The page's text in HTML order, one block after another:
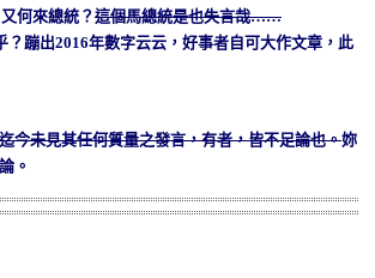
何來總統？ 這個馬總統是也失言哉……
？蹦出2016年數字云云，好事者自可大作文章，此
今未見其任何質量之發言，有者，皆不足論也。妳
。